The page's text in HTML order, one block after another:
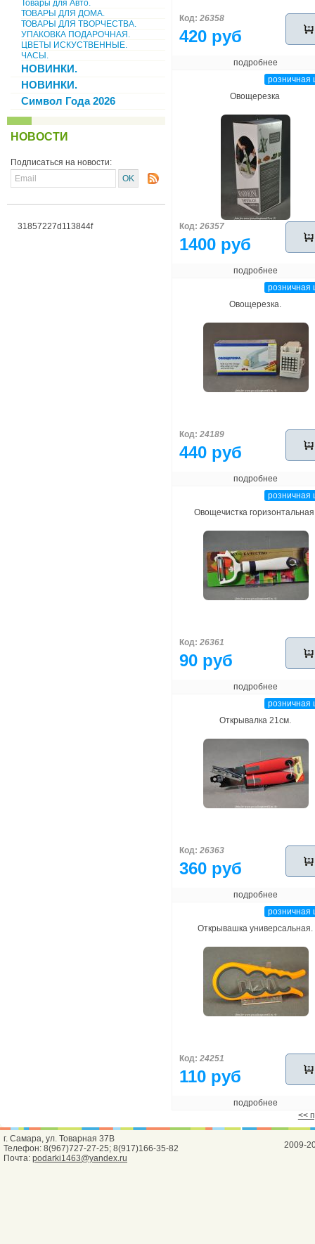
Товары для Авто.
ТОВАРЫ ДЛЯ ДОМА.
ТОВАРЫ ДЛЯ ТВОРЧЕСТВА.
УПАКОВКА ПОДАРОЧНАЯ.
ЦВЕТЫ ИСКУСТВЕННЫЕ.
ЧАСЫ.
НОВИНКИ.
НОВИНКИ.
Символ Года 2026
НОВОСТИ
Подписаться на новости:
31857227d113844f
Код: 26358
420 руб
подробнее
розничная
Овощерезка
Код: 26357
1400 руб
подробнее
розничная
Овощерезка.
Код: 24189
440 руб
подробнее
розничная
Овощечистка
Код: 26361
90 руб
подробнее
розничная
Открывалка 21см.
Код: 26363
360 руб
подробнее
розничная
Открывашка универсальная.
Код: 24251
110 руб
подробнее
<<
г. Самара, ул. Товарная 37В
Телефон: 8(967)727-27-25; 8(917)166-35-82
Почта: podarki1463@yandex.ru
2009-